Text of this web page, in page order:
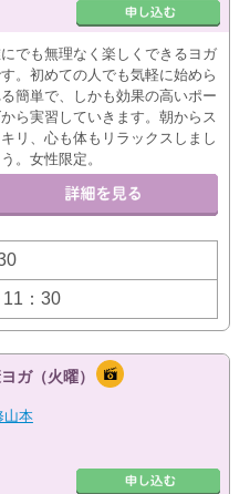
でも無理なく楽しくできるヨガ
。初めての人でも気軽に始めら
簡単で、しかも効果の高いポー
ら実習していきます。朝からス
キリ、心も体もリラックスしまし
う。女性限定。
：30
ガ（火曜）
山本